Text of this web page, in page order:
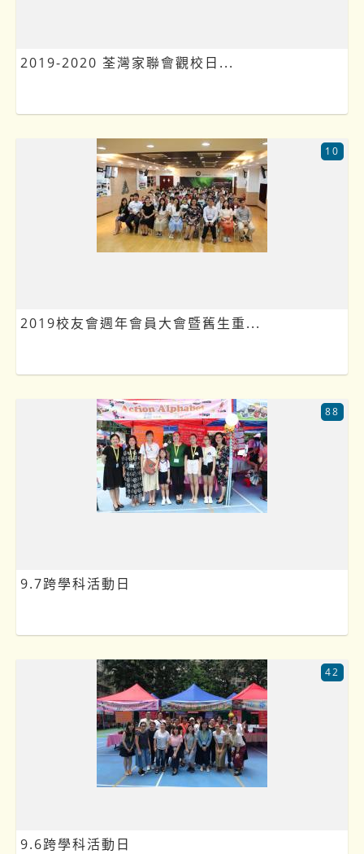
2019-2020 荃灣家聯會觀校日...
2019校友會週年會員大會暨舊生重...
10
9.7跨學科活動日
88
9.6跨學科活動日
42